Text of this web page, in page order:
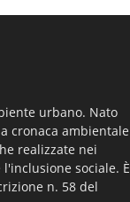
urbano. Nato
cronaca ambientale
realizzate nei
sociale. È
n. 58 del